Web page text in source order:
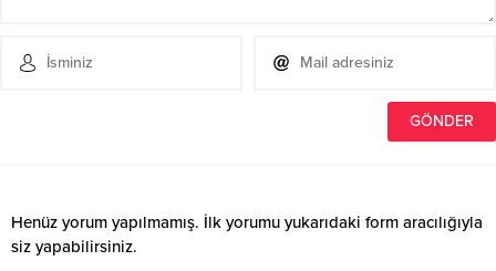
Henüz yorum yapılmamış. İlk yorumu yukarıdaki form aracılığıyla
siz yapabilirsiniz.